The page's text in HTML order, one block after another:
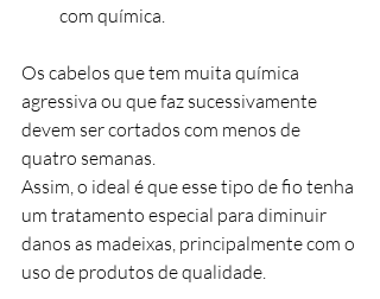
com química.
Os cabelos que tem muita química
agressiva ou que faz sucessivamente
devem ser cortados com menos de
quatro semanas.
Assim, o ideal é que esse tipo de fio tenha
um tratamento especial para diminuir
danos as madeixas, principalmente com o
uso de produtos de qualidade.